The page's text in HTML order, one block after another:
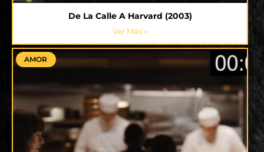
De La Calle A Harvard (2003)
Ver Más »
AMOR